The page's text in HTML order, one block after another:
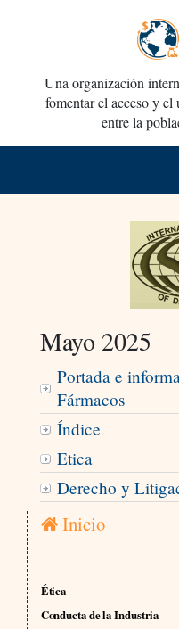
Una organización
fomentar el acceso y el
entre la
Mayo 2025
Portada e
Fármacos
Índice
Etica
Derecho y
Inicio
Ética
Conducta de la Industria